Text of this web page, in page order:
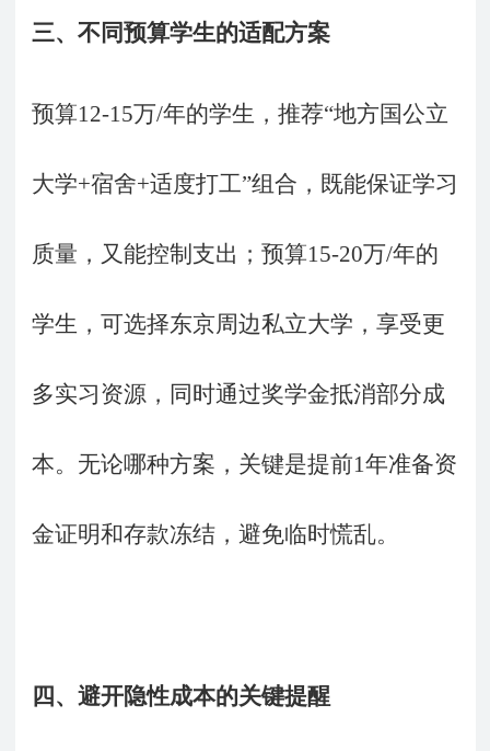
三、不同预算学生的适配方案
预算12-15万/年的学生，推荐“地方国公立
大学+宿舍+适度打工”组合，既能保证学习
质量，又能控制支出；预算15-20万/年的
学生，可选择东京周边私立大学，享受更
多实习资源，同时通过奖学金抵消部分成
本。无论哪种方案，关键是提前1年准备资
金证明和存款冻结，避免临时慌乱。
四、避开隐性成本的关键提醒